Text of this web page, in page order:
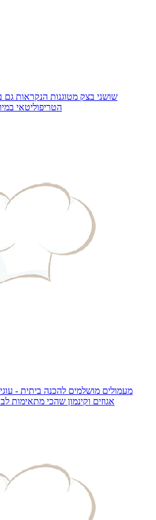
שושני בצק מטוגנות הנקראות
הטריפוליטאי
מעמולים מושלמים להכנה ביתית -
אגוזים וקינמון שהכי